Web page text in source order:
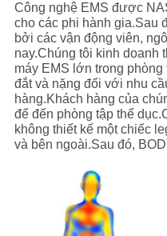
Công nghệ EMS được
cho các phi hành gia.Sau
bởi các vận động viên,
nay.Chúng tôi kinh doanh
máy EMS lớn trong
đắt và nặng đối với nhu
hàng.Khách hàng của
để đến phòng tập thể
không thiết kế một chiếc
và bên ngoài.Sau đó,